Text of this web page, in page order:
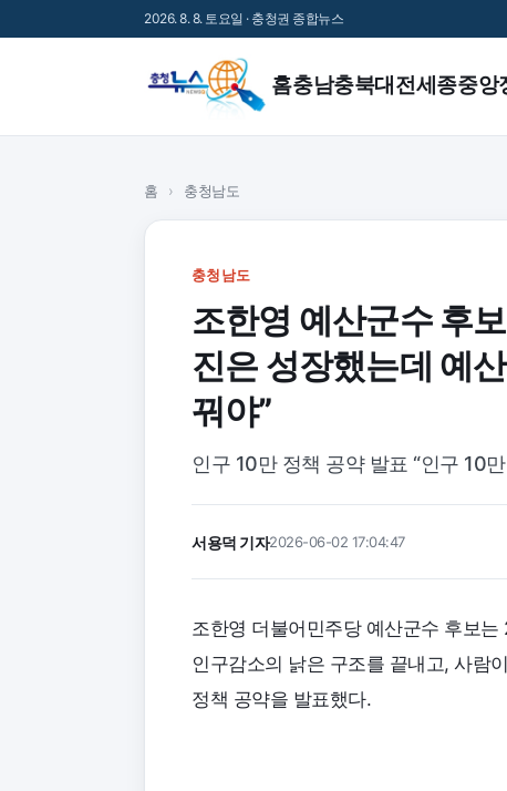
2026. 8. 8. 토요일 · 충청권 종합뉴스
홈충남충북대전세종중앙
홈 › 충청남도
충청남도
조한영 예산군수 후
진은 성장했는데 예
꿔야”
인구 10만 정책 공약 발표 “인구 10
서용덕 기자2026-06-02 17:04:47
조한영 더불어민주당 예산군수 후보
인구감소의 낡은 구조를 끝내고, 사람
정책 공약을 발표했다.